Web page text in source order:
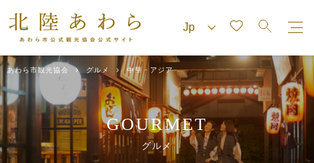
あわら市観光協会 グルメ 中華・アジア
GOURMET
グルメ